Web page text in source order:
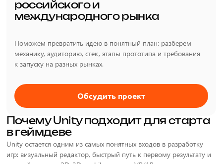
российского и
международного рынка
Поможем превратить идею в понятный план: разберем
механику, аудиторию, стек, этапы прототипа и требования
к запуску на разных рынках.
Обсудить проект
Почему Unity подходит для старта
в геймдеве
Unity остается одним из самых понятных входов в разработку
игр: визуальный редактор, быстрый путь к первому результату и